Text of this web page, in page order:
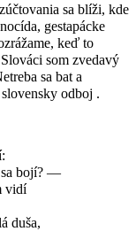
sa blíži, kde
gestapácke
keď to
som zvedavý
sa bat a
odboj .
sa bojí? —
vidí
duša,